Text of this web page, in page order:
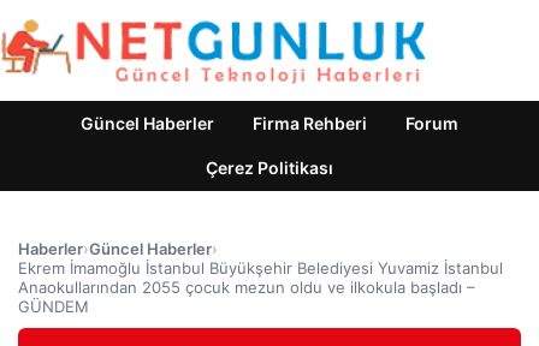
Güncel Haberler Firma Rehberi Forum
Çerez Politikası
Haberler›Güncel Haberler›
Ekrem İmamoğlu İstanbul Büyükşehir Belediyesi Yuvamiz İstanbul
Anaokullarından 2055 çocuk mezun oldu ve ilkokula başladı –
GÜNDEM